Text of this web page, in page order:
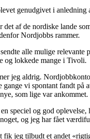
genudgivet i
det af de nordiske lande
Nordjobbs rammer.
alle mulige relevante
og lokkede mange i Tivoli.
jeg aldrig.
gange vi spontant fandt
som lige var
speciel og god
og jeg har fået
jeg tilbudt et andet